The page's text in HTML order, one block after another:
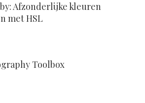
Afzonderlijke kleuren
met HSL
Toolbox